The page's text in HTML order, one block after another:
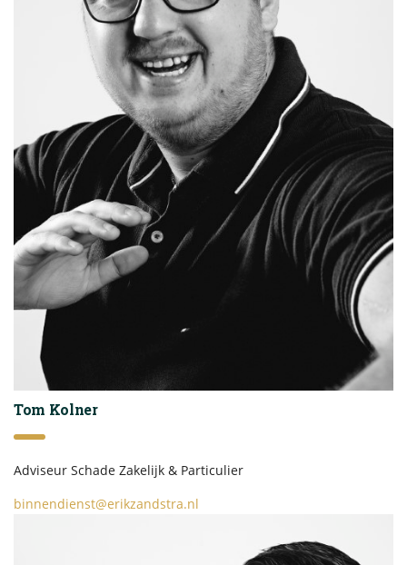
Tom Kolner
Adviseur Schade Zakelijk & Particulier
binnendienst@erikzandstra.nl